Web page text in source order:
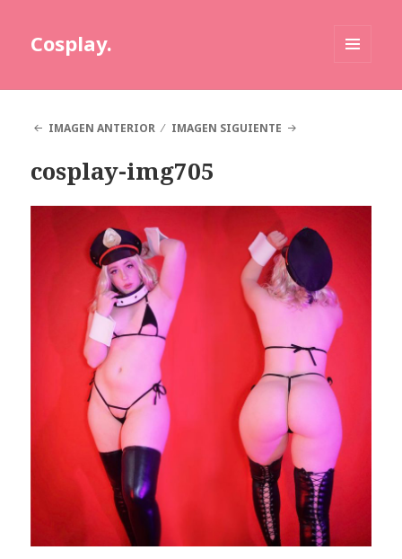
Cosplay.
IMAGEN ANTERIOR
IMAGEN SIGUIENTE
cosplay-img705